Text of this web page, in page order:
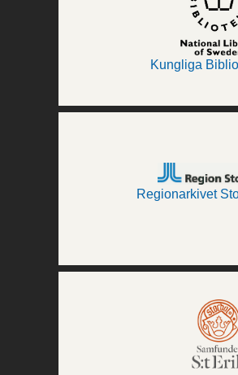
Kungliga
Regionarkivet